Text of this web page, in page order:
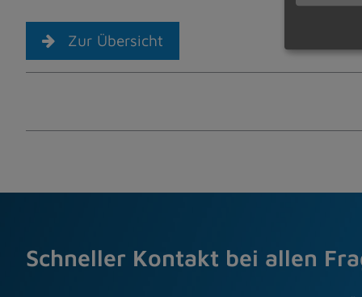
Zur Übersicht
Schneller Kontakt bei allen